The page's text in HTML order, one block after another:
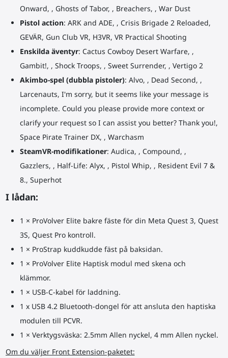
Onward, , Ghosts of Tabor, , Breachers, , War Dust
Pistol action: ARK and ADE, , Crisis Brigade 2 Reloaded,
GEVÄR, Gun Club VR, H3VR, VR Practical Shooting
Enskilda äventyr: Cactus Cowboy Desert Warfare, ,
Gambit!, , Shock Troops, , Sweet Surrender, , Vertigo 2
Akimbo-spel (dubbla pistoler): Alvo, , Dead Second, ,
Larcenauts, I'm sorry, but it seems like your message is
incomplete. Could you please provide more context or
clarify your request so I can assist you better? Thank you!,
Space Pirate Trainer DX, , Warchasm
SteamVR-modifikationer: Audica, , Compound, ,
Gazzlers, , Half-Life: Alyx, , Pistol Whip, , Resident Evil 7 &
8., Superhot
I lådan:
1 × ProVolver Elite bakre fäste för din Meta Quest 3, Quest
3S, Quest Pro kontroll.
1 × ProStrap kuddkudde fäst på baksidan.
1 × ProVolver Elite Haptisk modul med skena och
klämmor.
1 × USB-C-kabel för laddning.
1 x USB 4.2 Bluetooth-dongel för att ansluta den haptiska
modulen till PCVR.
1 × Verktygsväska: 2.5mm Allen nyckel, 4 mm Allen nyckel.
Om du väljer Front Extension-paketet: